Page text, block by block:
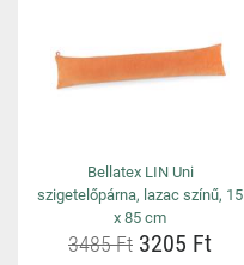
Bellatex LIN Uni
szigetelőpárna, lazac színű, 15
x 85 cm
3485 Ft 3205 Ft